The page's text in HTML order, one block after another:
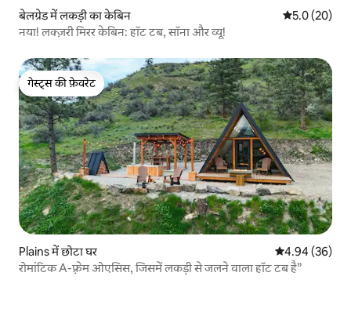
बेलग्रेड में लकड़ी का केबिन औसत रेटिंग 5
5.0 (20)
नया! लक्ज़री मिरर केबिन: हॉट टब, सॉना और व्यू!
गेस्ट्स की फ़ेवरेट
गेस्ट्स की फ़ेवरेट
Plains में छोटा घर औसत रेटिंग 5 में
4.94 (36)
रोमांटिक A-फ़्रेम ओएसिस, जिसमें लकड़ी से जलने वाला हॉट टब है”